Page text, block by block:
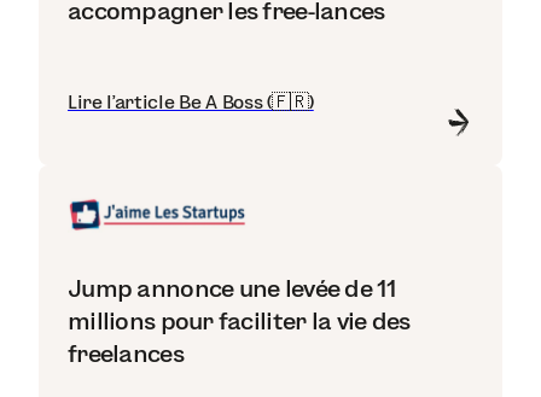
accompagner les free-lances
Lire l'article Be A Boss (🇫🇷)
Jump annonce une levée de 11
millions pour faciliter la vie des
freelances